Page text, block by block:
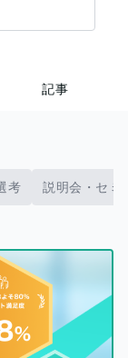
記事
考 説明会・セミ